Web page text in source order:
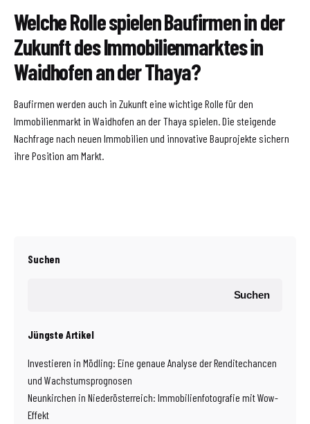
Welche Rolle spielen Baufirmen in der
Zukunft des Immobilienmarktes in
Waidhofen an der Thaya?
Baufirmen werden auch in Zukunft eine wichtige Rolle für den
Immobilienmarkt in Waidhofen an der Thaya spielen. Die steigende
Nachfrage nach neuen Immobilien und innovative Bauprojekte sichern
ihre Position am Markt.
Suchen
Suchen
Jüngste Artikel
Investieren in Mödling: Eine genaue Analyse der Renditechancen
und Wachstumsprognosen
Neunkirchen in Niederösterreich: Immobilienfotografie mit Wow-
Effekt